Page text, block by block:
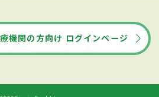
機関の方向け ログインページ